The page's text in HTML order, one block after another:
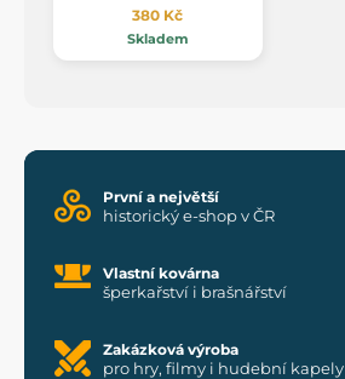
380 Kč
Skladem
První a největší
historický e-shop v ČR
Vlastní kovárna
šperkařství i brašnářství
Zakázková výroba
pro hry, filmy i hudební kapely